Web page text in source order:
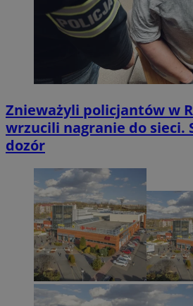
Znieważyli policjantów w
wrzucili nagranie do sieci.
dozór